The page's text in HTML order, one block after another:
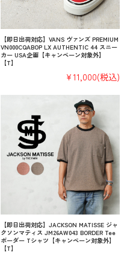
【即日出荷対応】VANS ヴァンズ PREMIUM
VN000CQABOP LX AUTHENTIC 44 スニー
カー USA企画【キャンペーン対象外】
【T】
¥11,000(税込)
【即日出荷対応】JACKSON MATISSE ジャ
クソンマティス JM26AW043 BORDER Tee
ボーダー Tシャツ【キャンペーン対象外】
【T】